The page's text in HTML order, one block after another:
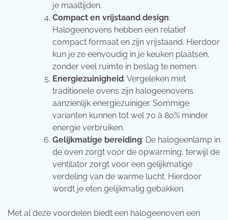
je maaltijden.
Compact en vrijstaand design:
Halogeenovens hebben een relatief
compact formaat en zijn vrijstaand. Hierdoor
kun je ze eenvoudig in je keuken plaatsen,
zonder veel ruimte in beslag te nemen.
Energiezuinigheid: Vergeleken met
traditionele ovens zijn halogeenovens
aanzienlijk energiezuiniger. Sommige
varianten kunnen tot wel 70 à 80% minder
energie verbruiken.
Gelijkmatige bereiding: De halogeenlamp in
de oven zorgt voor de opwarming, terwijl de
ventilator zorgt voor een gelijkmatige
verdeling van de warme lucht. Hierdoor
wordt je eten gelijkmatig gebakken.
Met al deze voordelen biedt een halogeenoven een